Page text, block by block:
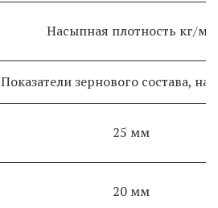
Насыпная плотность кг/м3
Показатели зернового состава, на
25 мм
20 мм